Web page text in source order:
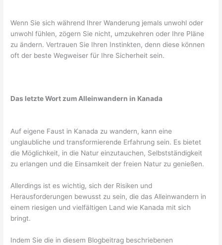
Wenn Sie sich während Ihrer Wanderung jemals unwohl oder
unwohl fühlen, zögern Sie nicht, umzukehren oder Ihre Pläne
zu ändern. Vertrauen Sie Ihren Instinkten, denn diese können
oft der beste Wegweiser für Ihre Sicherheit sein.
Das letzte Wort zum Alleinwandern in Kanada
Auf eigene Faust in Kanada zu wandern, kann eine
unglaubliche und transformierende Erfahrung sein. Es bietet
die Möglichkeit, in die Natur einzutauchen, Selbstständigkeit
zu erlangen und die Einsamkeit der freien Natur zu genießen.
Allerdings ist es wichtig, sich der Risiken und
Herausforderungen bewusst zu sein, die das Alleinwandern in
einem riesigen und vielfältigen Land wie Kanada mit sich
bringt.
Indem Sie die in diesem Blogbeitrag beschriebenen